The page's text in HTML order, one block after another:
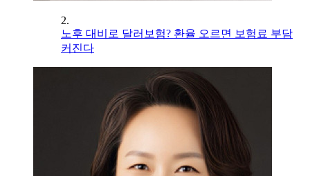
2.
노후 대비로 달러보험? 환율 오르면 보험료 부담
커진다